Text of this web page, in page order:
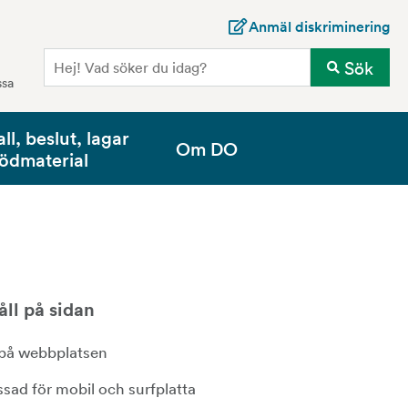
Anmäl diskriminering
Sök
beslut, lagar
Om DO
på sidan
webbplatsen
för mobil och surfplatta